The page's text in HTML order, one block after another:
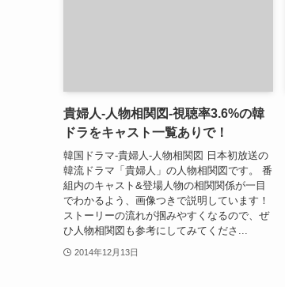
貴婦人-人物相関図-視聴率3.6%の韓
ドラをキャスト一覧ありで！
韓国ドラマ-貴婦人-人物相関図 日本初放送の
韓流ドラマ「貴婦人」の人物相関図です。 番
組内のキャスト&登場人物の相関関係が一目
でわかるよう、画像つきで説明しています！
ストーリーの流れが掴みやすくなるので、ぜ
ひ人物相関図も参考にしてみてくださ...
2014年12月13日